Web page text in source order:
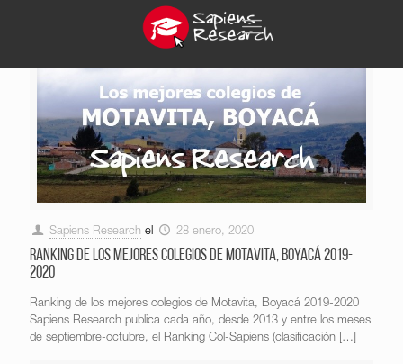
Sapiens Research el 28 enero, 2020
Ranking de los mejores colegios de Motavita, Boyacá 2019-
2020
Ranking de los mejores colegios de Motavita, Boyacá 2019-2020
Sapiens Research publica cada año, desde 2013 y entre los meses
de septiembre-octubre, el Ranking Col-Sapiens (clasificación […]